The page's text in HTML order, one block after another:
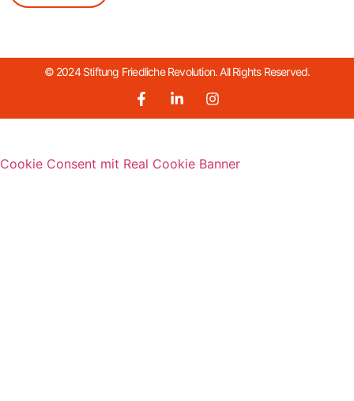
© 2024 Stiftung Friedliche Revolution. All Rights Reserved.
Cookie Consent mit Real Cookie Banner